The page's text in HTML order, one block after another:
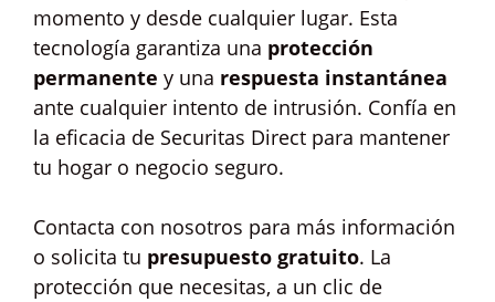
momento y desde cualquier lugar. Esta
tecnología garantiza una protección
permanente y una respuesta instantánea
ante cualquier intento de intrusión. Confía en
la eficacia de Securitas Direct para mantener
tu hogar o negocio seguro.
Contacta con nosotros para más información
o solicita tu presupuesto gratuito. La
protección que necesitas, a un clic de